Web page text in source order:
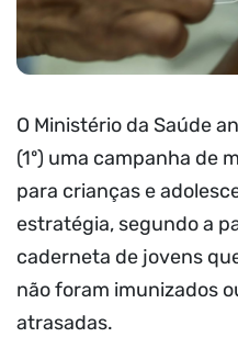
O Ministério da Saúde
(1º) uma campanha de
para crianças e
estratégia, segundo a
caderneta de jovens
não foram imunizados
atrasadas.